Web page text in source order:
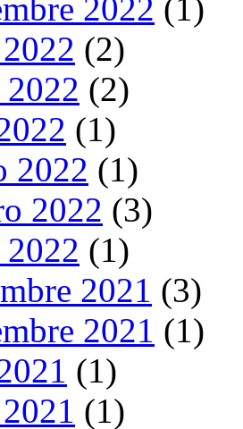
2022 (1)
(2)
(2)
(1)
2022 (1)
2022 (3)
2022 (1)
2021 (3)
2021 (1)
(1)
(1)